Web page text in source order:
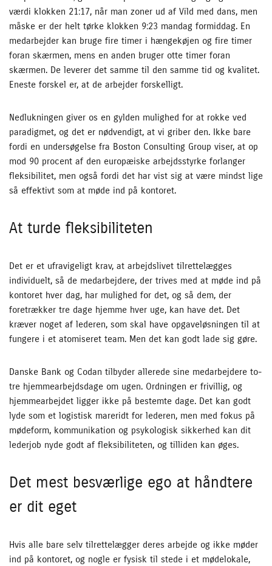
værdi klokken 21:17, når man zoner ud af Vild med dans, men
måske er der helt tørke klokken 9:23 mandag formiddag. En
medarbejder kan bruge fire timer i hængekøjen og fire timer
foran skærmen, mens en anden bruger otte timer foran
skærmen. De leverer det samme til den samme tid og kvalitet.
Eneste forskel er, at de arbejder forskelligt.
Nedlukningen giver os en gylden mulighed for at rokke ved
paradigmet, og det er nødvendigt, at vi griber den. Ikke bare
fordi en undersøgelse fra Boston Consulting Group viser, at op
mod 90 procent af den europæiske arbejdsstyrke forlanger
fleksibilitet, men også fordi det har vist sig at være mindst lige
så effektivt som at møde ind på kontoret.
At turde fleksibiliteten
Det er et ufravigeligt krav, at arbejdslivet tilrettelægges
individuelt, så de medarbejdere, der trives med at møde ind på
kontoret hver dag, har mulighed for det, og så dem, der
foretrækker tre dage hjemme hver uge, kan have det. Det
kræver noget af lederen, som skal have opgaveløsningen til at
fungere i et atomiseret team. Men det kan godt lade sig gøre.
Danske Bank og Codan tilbyder allerede sine medarbejdere to-
tre hjemmearbejdsdage om ugen. Ordningen er frivillig, og
hjemmearbejdet ligger ikke på bestemte dage. Det kan godt
lyde som et logistisk mareridt for lederen, men med fokus på
mødeform, kommunikation og psykologisk sikkerhed kan dit
lederjob nyde godt af fleksibiliteten, og tilliden kan øges.
Det mest besværlige ego at håndtere
er dit eget
Hvis alle bare selv tilrettelægger deres arbejde og ikke møder
ind på kontoret, og nogle er fysisk til stede i et mødelokale,